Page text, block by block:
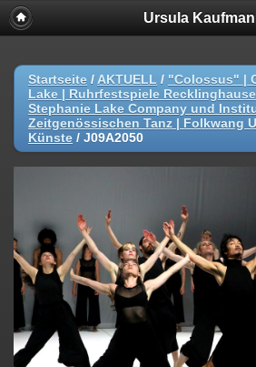
Ursula
Startseite / AKTUELL / "Colossus" |
Lake | Ruhrfestspiele
Stephanie Lake Company und
Zeitgenössischen Tanz | Folkwang
Künste / J09A2050